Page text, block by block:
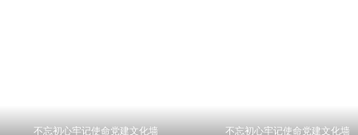
不忘初心牢记使命党建文化墙 不忘初心牢记使命党建文化墙